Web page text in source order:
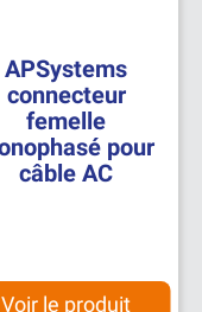
APSystems
connecteur
femelle
pour
câble AC
Voir le produit